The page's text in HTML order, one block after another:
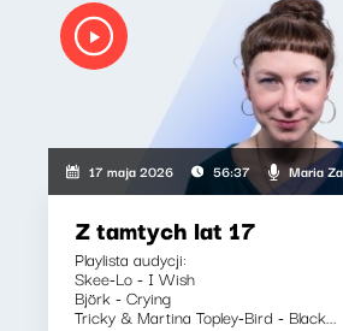
17 maja 2026 56:37 Maria
Z tamtych lat 17
Playlista audycji:
Skee-Lo - I Wish
Björk - Crying
Tricky & Martina Topley-Bird - Black...